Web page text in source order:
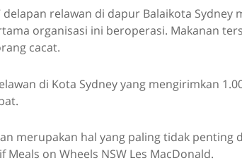
relawan di dapur Balaikota Sydney
organisasi ini beroperasi. Makanan
cacat.
di Kota Sydney yang mengirimkan
merupakan hal yang paling tidak penting
Meals on Wheels NSW Les MacDonald.